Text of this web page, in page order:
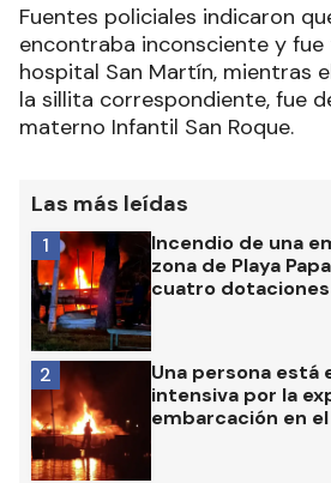
Fuentes policiales indicaron
encontraba inconsciente y fue
hospital San Martín, mientras
la sillita correspondiente, fue
materno Infantil San Roque.
Las más leídas
Incendio de una
zona de Playa
cuatro
1
Una persona está
intensiva por la
embarcación en
2